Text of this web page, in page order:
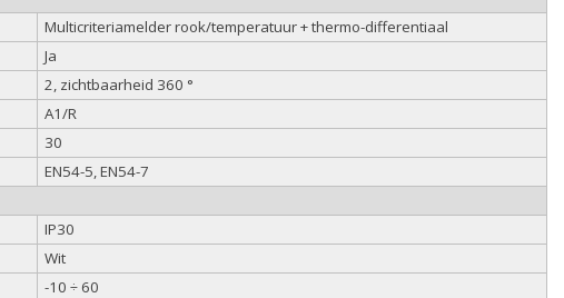
Multicriteriamelder rook/temperatuur + thermo-differentiaal
Ja
2, zichtbaarheid 360 °
A1/R
30
EN54-5, EN54-7
IP30
Wit
-10 ÷ 60